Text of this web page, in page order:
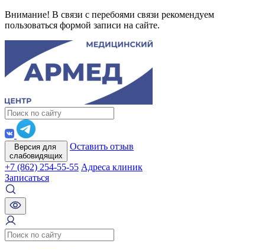
Внимание! В связи с перебоями связи рекомендуем
пользоваться формой записи на сайте.
Версия для
слабовидящих
Оставить отзыв
+7 (862) 254-55-55 Адреса клиник
Записаться